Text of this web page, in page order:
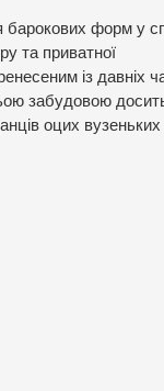
барокових форм у
та приватної
із давніх
забудовою
оцих вузеньких